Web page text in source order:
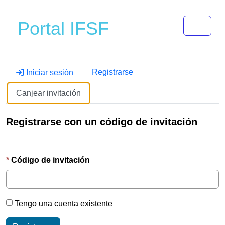
Portal IFSF
Iniciar sesión Registrarse
Canjear invitación
Registrarse con un código de invitación
Código de invitación
Tengo una cuenta existente